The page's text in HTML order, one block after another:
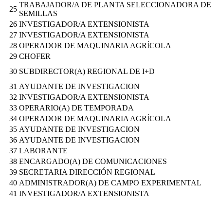
25
TRABAJADOR/A DE PLANTA SELECCIONADORA DE
SEMILLAS
26 INVESTIGADOR/A EXTENSIONISTA
27 INVESTIGADOR/A EXTENSIONISTA
28 OPERADOR DE MAQUINARIA AGRÍCOLA
29 CHOFER
30 SUBDIRECTOR(A) REGIONAL DE I+D
31 AYUDANTE DE INVESTIGACION
32 INVESTIGADOR/A EXTENSIONISTA
33 OPERARIO(A) DE TEMPORADA
34 OPERADOR DE MAQUINARIA AGRÍCOLA
35 AYUDANTE DE INVESTIGACION
36 AYUDANTE DE INVESTIGACION
37 LABORANTE
38 ENCARGADO(A) DE COMUNICACIONES
39 SECRETARIA DIRECCIÓN REGIONAL
40 ADMINISTRADOR(A) DE CAMPO EXPERIMENTAL
41 INVESTIGADOR/A EXTENSIONISTA